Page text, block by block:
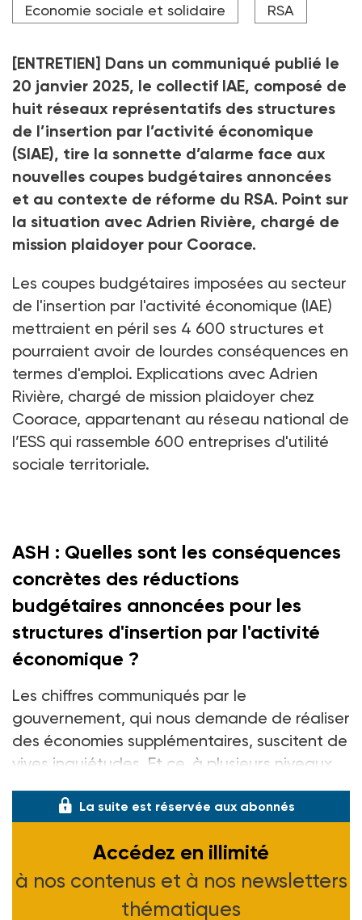
Crédit photo DR
Economie sociale et solidaire RSA
[ENTRETIEN] Dans un communiqué publié le
20 janvier 2025, le collectif IAE, composé de
huit réseaux représentatifs des structures
de l’insertion par l’activité économique
(SIAE), tire la sonnette d’alarme face aux
nouvelles coupes budgétaires annoncées
et au contexte de réforme du RSA. Point sur
la situation avec Adrien Rivière, chargé de
mission plaidoyer pour Coorace.
Les coupes budgétaires imposées au secteur
de l'insertion par l'activité économique (IAE)
mettraient en péril ses 4 600 structures et
pourraient avoir de lourdes conséquences en
termes d'emploi. Explications avec Adrien
Rivière, chargé de mission plaidoyer chez
Coorace, appartenant au réseau national de
l’ESS qui rassemble 600 entreprises d'utilité
sociale territoriale.
ASH : Quelles sont les conséquences
concrètes des réductions
budgétaires annoncées pour les
structures d'insertion par l'activité
économique ?
Les chiffres communiqués par le
gouvernement, qui nous demande de réaliser
des économies supplémentaires, suscitent de
vives inquiétudes. Et ce, à plusieurs niveaux.
La suite est réservée aux abonnés
Accédez en illimité
à nos contenus et à nos newsletters
thématiques